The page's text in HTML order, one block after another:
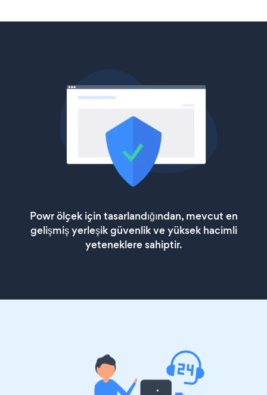
Powr ölçek için tasarlandığından, mevcut en
gelişmiş yerleşik güvenlik ve yüksek hacimli
yeteneklere sahiptir.